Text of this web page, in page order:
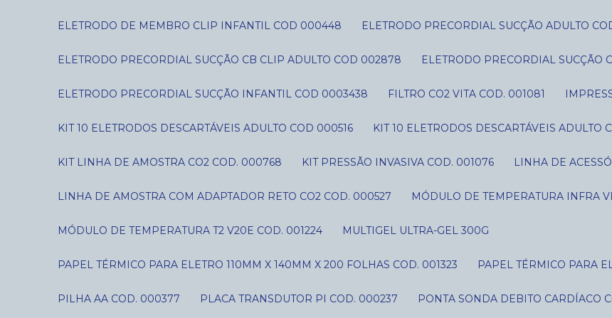
ELETRODO DE MEMBRO CLIP INFANTIL COD 000448 ELETRODO PRECORDIAL SUCÇÃO ADULTO
ELETRODO PRECORDIAL SUCÇÃO CB CLIP ADULTO COD 002878 ELETRODO PRECORDIAL
ELETRODO PRECORDIAL SUCÇÃO INFANTIL COD 0003438 FILTRO CO2 VITA COD. 001081
KIT 10 ELETRODOS DESCARTÁVEIS ADULTO COD 000516 KIT 10 ELETRODOS DESCARTÁVEIS ADULTO
KIT LINHA DE AMOSTRA CO2 COD. 000768 KIT PRESSÃO INVASIVA COD. 001076 LINHA DE
LINHA DE AMOSTRA COM ADAPTADOR RETO CO2 COD. 000527 MÓDULO DE TEMPERATURA INFRA
MÓDULO DE TEMPERATURA T2 V20E COD. 001224 MULTIGEL ULTRA-GEL 300G
PAPEL TÉRMICO PARA ELETRO 110MM X 140MM X 200 FOLHAS COD. 001323 PAPEL TÉRMICO PARA
PILHA AA COD. 000377 PLACA TRANSDUTOR PI COD. 000237 PONTA SONDA DEBITO CARDÍACO